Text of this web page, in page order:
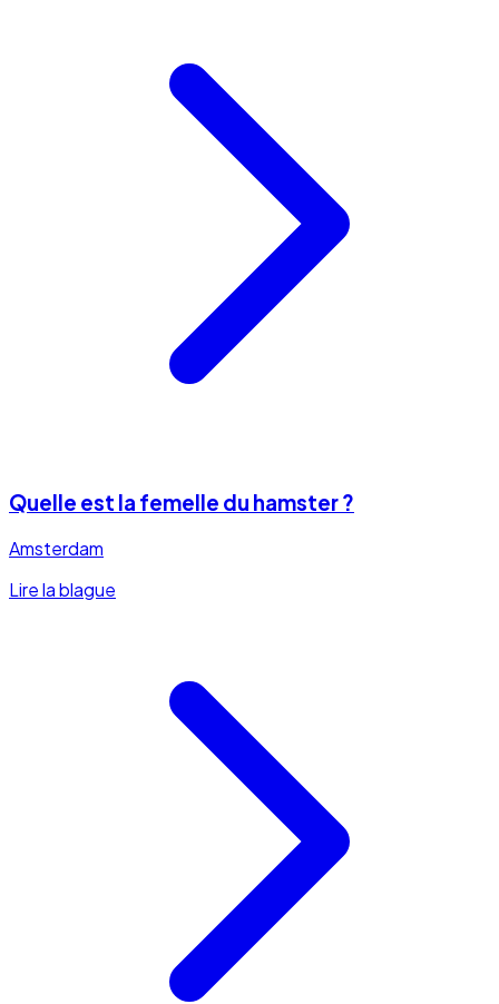
Quelle est la femelle du hamster ?
Amsterdam
Lire la blague